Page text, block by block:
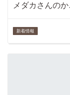
メダカさんの
新着情報